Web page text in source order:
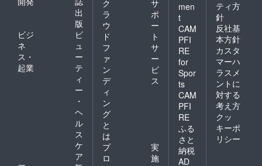
出
版
ビジ
ネ
ス・
起業
ビ
ュ
ー
テ
ィ
ー
・
ヘ
ル
ス
ケ
ア
ク
ラ
ウ
ド
フ
ァ
ン
デ
ィ
ン
グ
と
は
サ
ポ
ー
ト
サ
ー
ビ
ス
プ
ロ
実
施
men
t
CAM
PFI
RE
for
Spor
ts
CAM
PFI
RE
ふる
さと
納税
AD
ティ方
針
反社基
本方針
カスタ
マーハ
ラスメ
ントに
対する
考え方
クッ
キーポ
リシー